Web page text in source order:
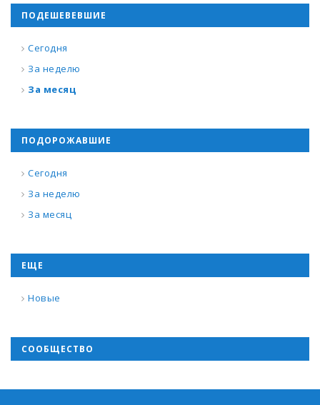
ПОДЕШЕВЕВШИЕ
Сегодня
За неделю
За месяц
ПОДОРОЖАВШИЕ
Сегодня
За неделю
За месяц
ЕЩЕ
Новые
СООБЩЕСТВО